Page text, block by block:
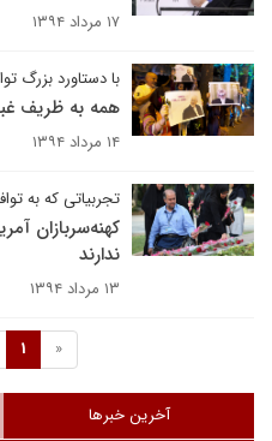
۱۷ مرداد ۱۳۹۴
با دستاورد بزرگ
همه به ظریف
۱۴ مرداد ۱۳۹۴
تجربیاتی که به
کهنه‌سربازان
ندارند
۱۳ مرداد ۱۳۹۴
«
1
آخرین خبرها